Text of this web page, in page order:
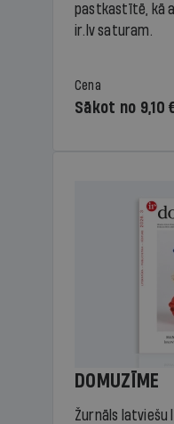
pastkastītē, kā
ir.lv saturam.
Cena
Sākot no 9,10
DOMUZĪME
Žurnāls